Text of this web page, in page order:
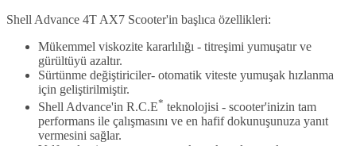
Shell Advance 4T AX7 Scooter'in başlıca özellikleri:
Mükemmel viskozite kararlılığı - titreşimi yumuşatır ve
gürültüyü azaltır.
Sürtünme değiştiriciler- otomatik viteste yumuşak hızlanma
için geliştirilmiştir.
Shell Advance'in R.C.E* teknolojisi - scooter'inizin tam
performans ile çalışmasını ve en hafif dokunuşunuza yanıt
vermesini sağlar.